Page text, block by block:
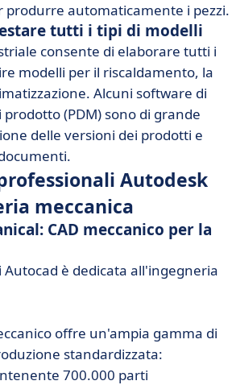
produrre automaticamente i pezzi.
tutti i tipi di modelli
consente di elaborare tutti i
modelli per il riscaldamento, la
Alcuni software di
(PDM) sono di grande
delle versioni dei prodotti e
Autodesk
meccanica
CAD meccanico per la
Autocad è dedicata all'ingegneria
offre un'ampia gamma di
standardizzata:
700.000 parti